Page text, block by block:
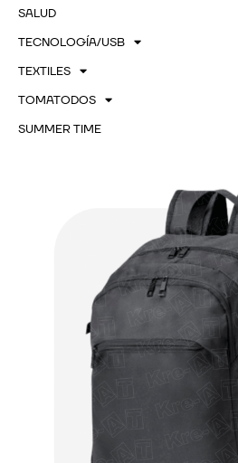
SALUD
TECNOLOGÍA/USB
TEXTILES
TOMATODOS
SUMMER TIME